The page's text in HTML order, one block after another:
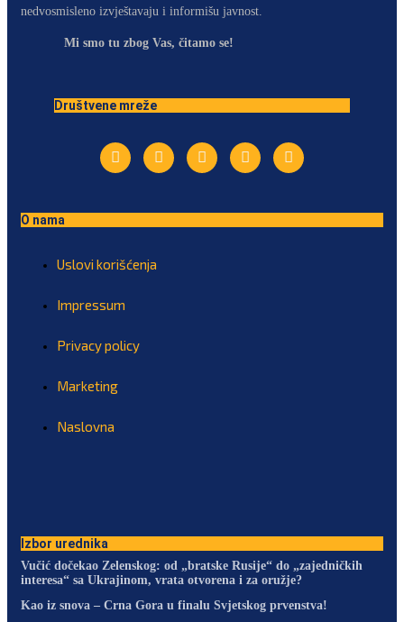
nedvosmisleno izvještavaju i informišu javnost.
Mi smo tu zbog Vas, čitamo se!
Društvene mreže
O nama
Uslovi korišćenja
Impressum
Privacy policy
Marketing
Naslovna
Izbor urednika
Vučić dočekao Zelenskog: od „bratske Rusije“ do „zajedničkih
interesa“ sa Ukrajinom, vrata otvorena i za oružje?
Kao iz snova – Crna Gora u finalu Svjetskog prvenstva!